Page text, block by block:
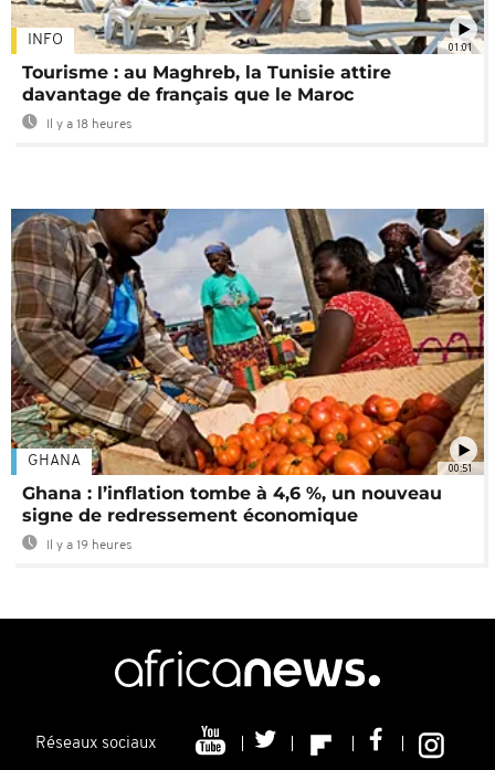
01:01
INFO
Tourisme : au Maghreb, la Tunisie attire
davantage de français que le Maroc
Il y a 18 heures
00:51
GHANA
Ghana : l’inflation tombe à 4,6 %, un nouveau
signe de redressement économique
Il y a 19 heures
Réseaux sociaux